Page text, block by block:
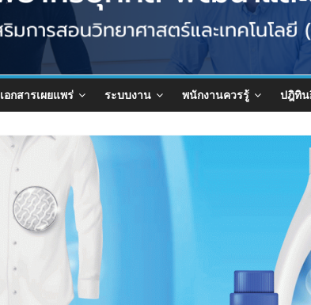
เอกสารเผยแพร่ ระบบงาน พนักงานควรรู้ ปฎิทิน